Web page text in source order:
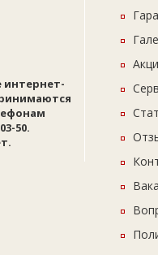
50.